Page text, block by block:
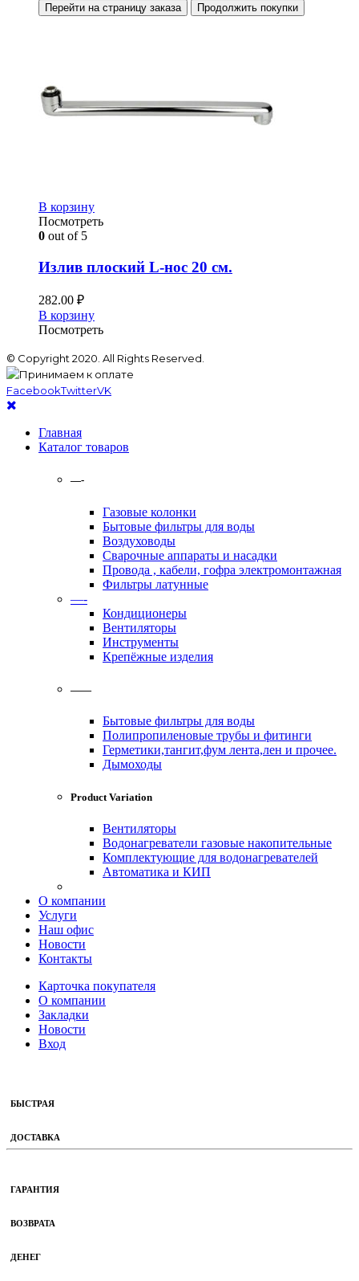
Перейти на страницу заказа Продолжить покупки
В корзину
Посмотреть
0 out of 5
Излив плоский L-нос 20 см.
282.00 ₽
В корзину
Посмотреть
© Copyright 2020. All Rights Reserved.
FacebookTwitterVK
Главная
Каталог товаров
—-
Газовые колонки
Бытовые фильтры для воды
Воздуховоды
Сварочные аппараты и насадки
Провода , кабели, гофра электромонтажная
Фильтры латунные
—-
Кондиционеры
Вентиляторы
Инструменты
Крепёжные изделия
——
Бытовые фильтры для воды
Полипропиленовые трубы и фитинги
Герметики,тангит,фум лента,лен и прочее.
Дымоходы
Product Variation
Вентиляторы
Водонагреватели газовые накопительные
Комплектующие для водонагревателей
Автоматика и КИП
О компании
Услуги
Наш офис
Новости
Контакты
Карточка покупателя
О компании
Закладки
Новости
Вход
БЫСТРАЯ
ДОСТАВКА
ГАРАНТИЯ
ВОЗВРАТА
ДЕНЕГ